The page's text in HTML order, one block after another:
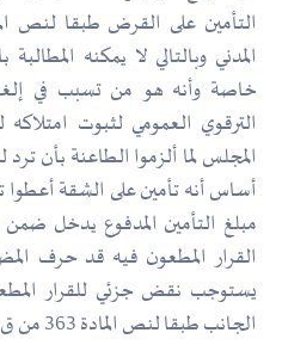
المدني وبالتالي لا يمكنه
خاصة وأنه هو من تسبب في
الترقوي العمومي لثبوت
المجلس لما ألزموا الطاعنة بأن
أساس أنه تأمين على الشقة أعطوا
مبلغ التأمين المدفوع يدخل
القرار المطعون فيه قد حرف
يستوجب نقض جزئي للقرار
الجانب طبقا لنص المادة 363 من ق إ م إ.